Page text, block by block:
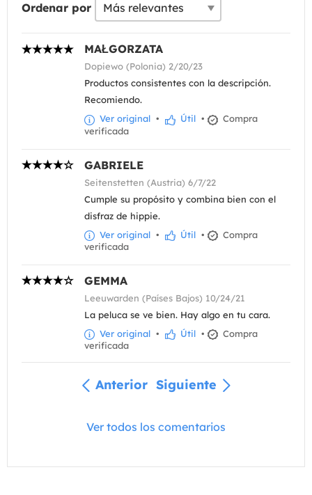
Ordenar por
MAŁGORZATA
Dopiewo (Polonia) 2/20/23
Productos consistentes con la descripción.
Recomiendo.
Ver original • Útil •
Compra
verificada
GABRIELE
Seitenstetten (Austria) 6/7/22
Cumple su propósito y combina bien con el
disfraz de hippie.
Ver original • Útil •
Compra
verificada
GEMMA
Leeuwarden (Países Bajos) 10/24/21
La peluca se ve bien. Hay algo en tu cara.
Ver original • Útil •
Compra
verificada
Anterior Siguiente
Ver todos los comentarios